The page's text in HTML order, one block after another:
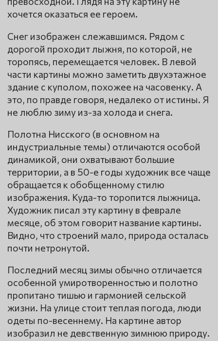
хочется оказаться ее героем.
Снег изображен слежавшимся. Рядом с
дорогой проходит лыжня, по которой, не
торопясь, перемещается человек. В левой
части картины можно заметить двухэтажное
здание с куполом, похожее на часовенку. А
это, по правде говоря, недалеко от истины. Я
не люблю зиму из-за холода и снега.
Полотна Нисского (в основном на
индустриальные темы) отличаются особой
динамикой, они охватывают большие
территории, а в 50-е годы художник все чаще
обращается к обобщенному стилю
изображения. Куда-то торопится лыжница.
Художник писал эту картину в феврале
месяце, об этом говорит название картины.
Видно, что строений мало, природа осталась
почти нетронутой.
Последний месяц зимы обычно отличается
особенной умиротворенностью и полотно
пропитано тишью и гармонией сельской
жизни. На улице стоит теплая погода, люди
одеты по-весеннему. На картине автор
изобразил не девственную зимнюю природу.